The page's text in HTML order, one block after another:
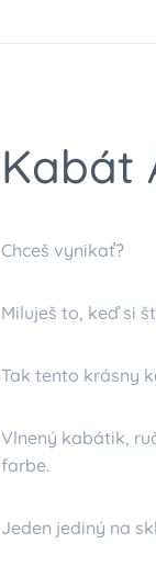
Kabát
Chceš vynikať?
Miluješ to, keď si
Tak tento krásny
Vlnený kabátik,
farbe.
Jeden jediný na